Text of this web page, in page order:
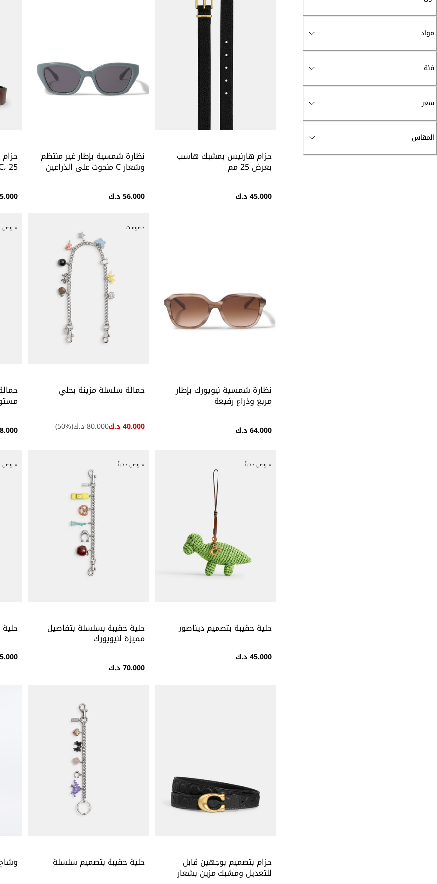
مواد
فئة
سعر
المقاس
حزام هارنيس بمشبك هاسب
بعرض 25 مم
45.000 د.ك
نظارة شمسية بإطار غير منتظم
وشعار C منحوت على الذراعين
56.000 د.ك
C، 25 مم
45.000
نظارة شمسية نيويورك بإطار
مربع وذراع رفيعة
64.000 د.ك
خصومات
حمالة سلسلة مزينة بحلي
40.000 د.ك 80.000 د.ك (
50%)
⭐ وصل
58.000
⭐ وصل حديثًا
حلية حقيبة بتصميم ديناصور
45.000 د.ك
⭐ وصل حديثًا
حلية حقيبة بسلسلة بتفاصيل
مميزة لنيويورك
70.000 د.ك
⭐ وصل
35.000
حزام بتصميم بوجهين قابل
للتعديل ومشبك مزين بشعار
حلية حقيبة بتصميم سلسلة